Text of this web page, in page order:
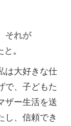
それが
。
は大好きな仕
で、子どもた
ザー生活を送
し、信頼でき